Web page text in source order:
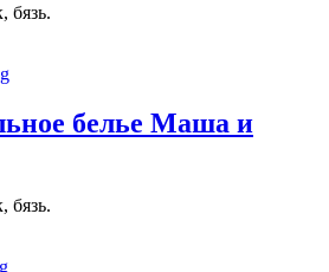
бязь.
белье Маша и
бязь.